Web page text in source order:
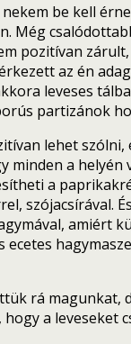
be kell
Még
pozitívan
az én
leveses
partizánok
lehet
minden a helyén
a
szójacsírával.
amiért
ecetes
rá magunkat,
hogy a leveseket